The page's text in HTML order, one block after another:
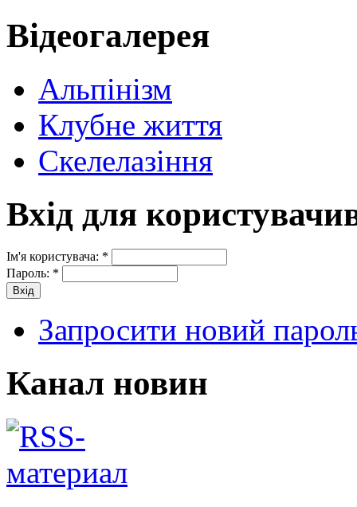
Відеогалерея
Альпінізм
Клубне життя
Скелелазіння
Вхід для
Ім'я користувача: *
Пароль: *
Запросити новий
Канал новин